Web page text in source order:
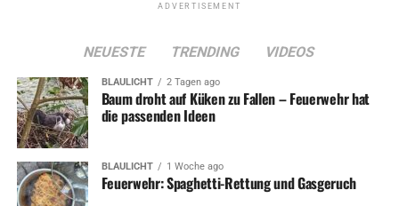
ADVERTISEMENT
NEUESTE TRENDING VIDEOS
BLAULICHT 2 Tagen ago
Baum droht auf Küken zu Fallen – Feuerwehr hat
die passenden Ideen
BLAULICHT 1 Woche ago
Feuerwehr: Spaghetti-Rettung und Gasgeruch